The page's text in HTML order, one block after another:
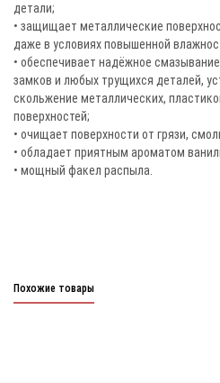
детали;
• защищает металлические
даже в условиях повышенной
• обеспечивает надёжное
замков и любых трущихся деталей,
скольжение металлических,
поверхностей;
• очищает поверхности от грязи,
• обладает приятным ароматом
• мощный факел распыла.
Похожие товары